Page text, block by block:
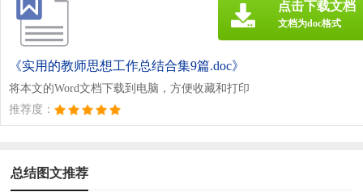
《实用的教师思想工作总结合集9篇.doc》
将本文的Word文档下载到电脑，方便收藏和打印
推荐度：
点击下载文档
文档为doc格式
总结图文推荐